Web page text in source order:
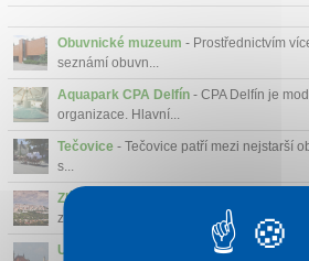
Obuvnické muzeum - Prostřednictvím
seznámí obuvn...
Aquapark CPA Delfín - CPA Delfín je
organizace. Hlavní...
Tečovice - Tečovice patří mezi nejstarší
s...
Zlín
- Ve zlíně se nachází mnoho
zříceniny ...
Uherský Brod
- Malebná příroda,